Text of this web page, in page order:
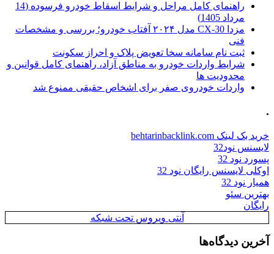
راهنمای کامل مراحل و شرایط اسقاط خودرو فرسوده (14
مرداد 1405)
مزدا CX-30 مدل ۲۰۲۴ آفتاب خودرو؛ بررسی و مشخصات
فنی
ثبت نام سامانه سخا تعویض پلاک و احراز سکونت
شرایط واردات خودرو به مناطق آزاد، راهنمای کامل قوانین و
محدودیت ها
واردات خودروی صفر برای اشخاص حقیقی ممنوع شد
.
خرید بک لینک behtarinbacklink.com
لایسنس نود32
پسورد نود 32
اوکلی لایسنس رایگان نود 32
همیار نود 32
بهترین سئو
رایگان
آنتی ویروس تحت شبکه
آخرین دیدگاه‌ها